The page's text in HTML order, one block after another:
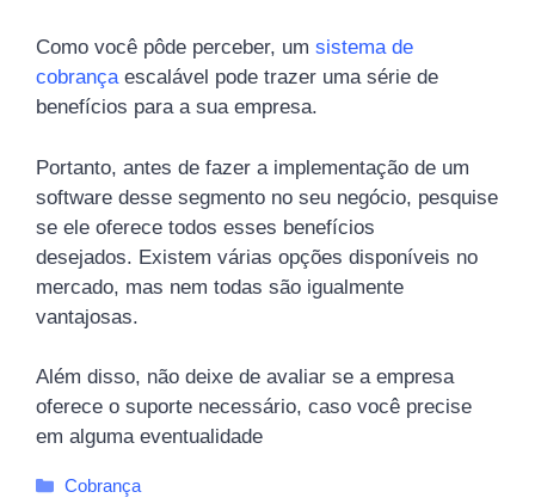
Como você pôde perceber, um sistema de
cobrançaescalável pode trazer uma série de
benefícios para a sua empresa.
Portanto, antes de fazer a implementação de um
software desse segmento no seu negócio, pesquise
se ele oferece todos esses benefícios
desejados. Existem várias opções disponíveis no
mercado, mas nem todas são igualmente
vantajosas.
Além disso, não deixe de avaliar se a empresa
oferece o suporte necessário, caso você precise
em alguma eventualidade
Categorias
Cobrança